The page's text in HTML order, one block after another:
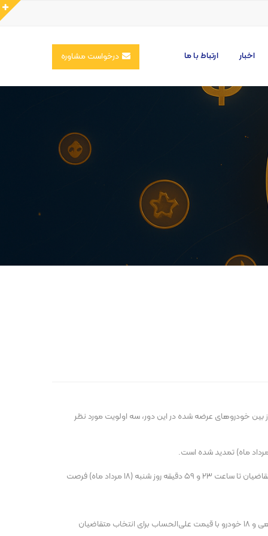
اخبار ارتباط با ما درخواست مشاوره
حساب وکالتی می‌کردند بتوانند از بین خودروهای عرضه شده در این دور، سه اولویت مورد نظر
با تمدید مهلت حساب وکالتی، مهلت ثبت‌نام نیز که تا پایان امشب (پنجشنبه) در نظر گرفته شده بود، ۴٨ ساعت دیکر تمدید شده است؛ براین اساس متقاضیان تا ‌ساعت ۲۳ و ۵۹ دقیقه روز شنبه (١٨ مرداد ماه) فرصت‌
لیست خودروهای قابل عرضه در این دوره از فروش خودروهای وارداتی، به‌روز شد و در حال حاضر ٣٩ مدل خودرو شامل ٢١ خودرو دارای سابقه قیمت قطعی و ١٨ خودرو با قیمت علی‌الحساب برای انتخاب متقاضیان